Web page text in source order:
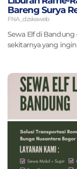
Bareng Surya
FNA_dzskaweb
Sewa Elf di
sekitarnya yang